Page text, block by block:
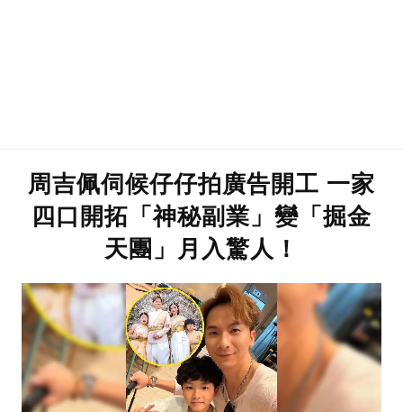
周吉佩伺候仔仔拍廣告開工 一家
四口開拓「神秘副業」變「掘金
天團」月入驚人！